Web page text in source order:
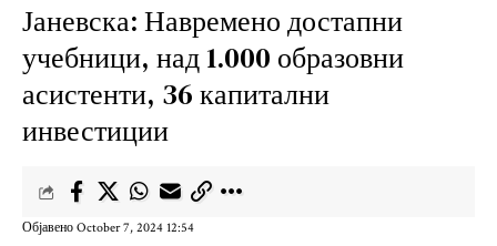
Јаневска: Навремено достапни
учебници, над 1.000 образовни
асистенти, 36 капитални
инвестиции
Објавено October 7, 2024 12:54